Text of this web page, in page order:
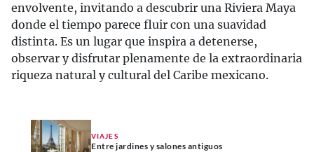
envolvente, invitando a descubrir una Riviera Maya
donde el tiempo parece fluir con una suavidad
distinta. Es un lugar que inspira a detenerse,
observar y disfrutar plenamente de la extraordinaria
riqueza natural y cultural del Caribe mexicano.
VIAJES
Entre jardines y salones antiguos